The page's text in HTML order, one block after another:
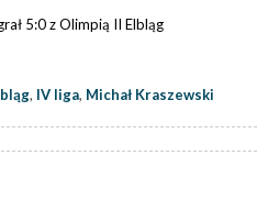
5:0 z Olimpią II Elbląg
, IV liga, Michał Kraszewski